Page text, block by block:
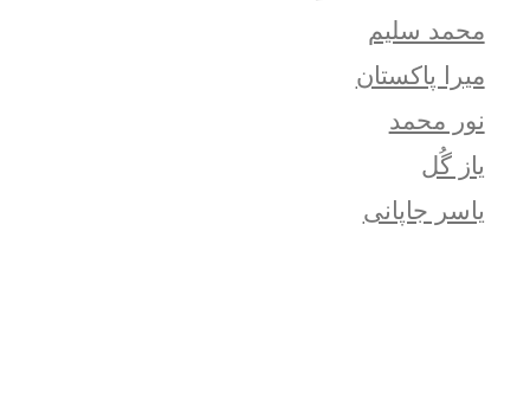
محمد سلیم
میرا پاکستان
نور محمد
یاز گُل
یاسر جاپانی